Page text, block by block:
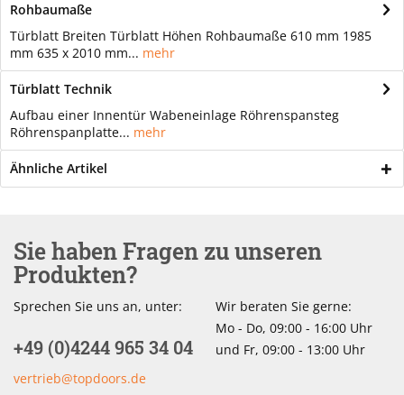
Rohbaumaße
Türblatt Breiten Türblatt Höhen Rohbaumaße 610 mm 1985
mm 635 x 2010 mm... mehr
Türblatt Technik
Aufbau einer Innentür Wabeneinlage Röhrenspansteg
Röhrenspanplatte... mehr
Ähnliche Artikel
Sie haben Fragen zu unseren
Produkten?
Sprechen Sie uns an, unter:
+49 (0)4244 965 34 04
vertrieb@topdoors.de
Wir beraten Sie gerne:
Mo - Do, 09:00 - 16:00 Uhr
und Fr, 09:00 - 13:00 Uhr